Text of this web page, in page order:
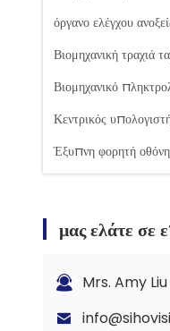
όργανο ελέγχου
Βιομηχανική τραχιά
Βιομηχανικό
Κεντρικός
Έξυπνη φορητή οθόνη
μας ελάτε σε
Mrs. Amy Liu